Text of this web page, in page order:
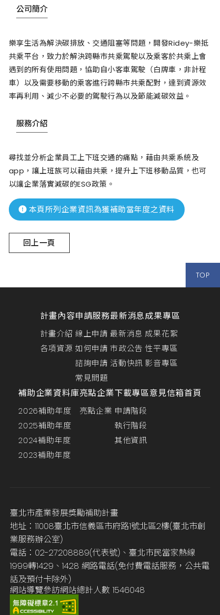
公司簡介
樂享生活為解決碳排放、交通阻塞等問題，開發Ridey-樂抵
共乘平台，致力於解決跨縣市共乘駕駛以及乘客於共乘上會
遇到的所有使用問題，協助自小客車駕駛（白牌車，非計程
車）以及需要移動的乘客進行跨縣市共乘配對，達到資源效
率再利用、減少不必要的駕駛行為以及節能減碳效益。
服務介紹
尋找並分析企業員工上下班交通的痛點，藉由共乘系統及
app，讓上班族可以藉由共乘，提升上下班移動品質，也可
以讓企業落實減碳的ESG政策。
本頁所列企業資訊為獲補助當年度之資料
回上一頁
TOP
計畫內容
計畫介紹
各項資源
申請服務
線上申請
如何申請
諮詢申請
常見問題
最新消息
最新消息
市政公告
活動快訊
成果專區
成果花絮
性平專區
影音專區
補助企業資料庫
2026補助年度
2025補助年度
2024補助年度
2023補助年度
亮點企業
亮點企業
下載專區
申請階段
執行階段
其他資訊
意見信箱首頁
臺北市產業發展獎勵補助計畫
地址：11008臺北市信義區市府路1號北區2樓(臺北市創
業服務辦公室)
電話：02-27208889(代表號)、臺北市民當家熱線
1999轉1429、1428 網路電話(免付費電話服務，公共電
話及預付卡除外)
網站導覽參訪網站總計人數 1546048